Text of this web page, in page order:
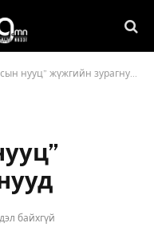
нууц” жүжгийн зурагнууд
байхгүй